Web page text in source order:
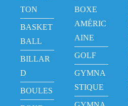
TON
BASKET
BALL
BILLAR
D
BOULES
BOXE
AMÉRIC
AINE
GOLF
GYMNA
STIQUE